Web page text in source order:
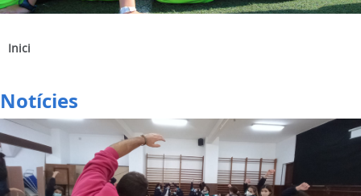
Inici
Notícies